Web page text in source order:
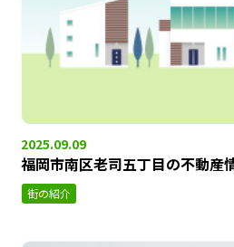
2025.09.09
福岡市南区老司五丁目の不動産
街の紹介